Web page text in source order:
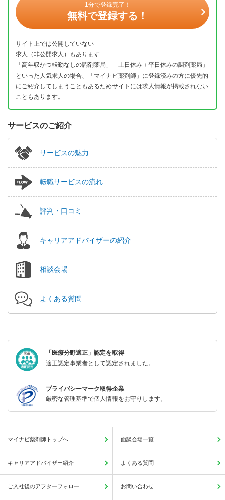
1分で登録完了！
無料で登録する！
サイト上では公開していない
求人（非公開求人）もあります
「高年収かつ転勤なしの調剤薬局」「土日休み＋平日休みの調剤薬局」
といった人気求人の場合、「マイナビ薬剤師」に登録済みの方に優先的
にご紹介してしまうこともあるためサイトには求人情報が掲載されない
こともあります。
サービスのご紹介
サービスの魅力
転職サービスの流れ
評判・口コミ
キャリアアドバイザーの紹介
相談会場
よくある質問
「医療分野適正」認定を取得
適正認定事業者として認定されました。
プライバシーマーク取得企業
厳密な管理基準で個人情報をお守りします。
マイナビ薬剤師トップへ 面談会場一覧
キャリアアドバイザー紹介 よくある質問
ご入社後のアフターフォロー お問い合わせ